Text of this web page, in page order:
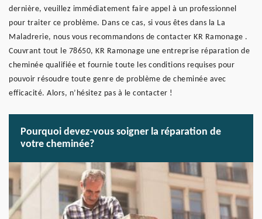
dernière, veuillez immédiatement faire appel à un professionnel
pour traiter ce problème. Dans ce cas, si vous êtes dans la La
Maladrerie, nous vous recommandons de contacter KR Ramonage .
Couvrant tout le 78650, KR Ramonage une entreprise réparation de
cheminée qualifiée et fournie toute les conditions requises pour
pouvoir résoudre toute genre de problème de cheminée avec
efficacité. Alors, n’hésitez pas à le contacter !
Pourquoi devez-vous soigner la réparation de
votre cheminée?